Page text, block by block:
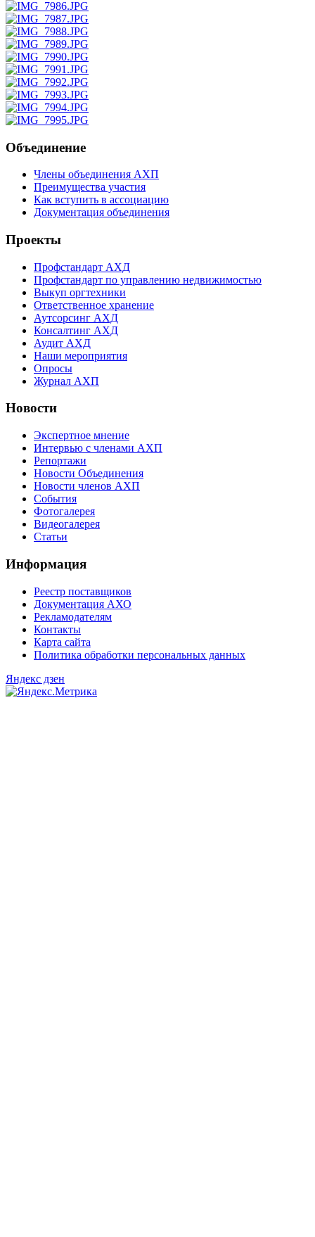
Объединение
Члены объединения АХП
Преимущества участия
Как вступить в ассоциацию
Документация объединения
Проекты
Профстандарт АХД
Профстандарт по управлению недвижимостью
Выкуп оргтехники
Ответственное хранение
Аутсорсинг АХД
Консалтинг АХД
Аудит АХД
Наши мероприятия
Опросы
Журнал АХП
Новости
Экспертное мнение
Интервью с членами АХП
Репортажи
Новости Объединения
Новости членов АХП
События
Фотогалерея
Видеогалерея
Статьи
Информация
Реестр поставщиков
Документация АХО
Рекламодателям
Контакты
Карта сайта
Политика обработки персональных данных
Яндекс дзен